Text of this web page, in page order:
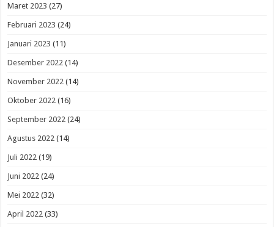
Maret 2023 (27)
Februari 2023 (24)
Januari 2023 (11)
Desember 2022 (14)
November 2022 (14)
Oktober 2022 (16)
September 2022 (24)
Agustus 2022 (14)
Juli 2022 (19)
Juni 2022 (24)
Mei 2022 (32)
April 2022 (33)